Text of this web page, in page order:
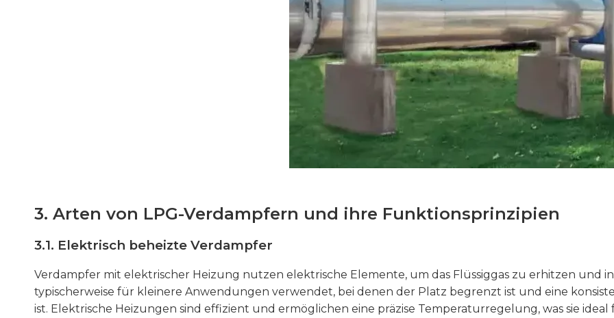
3. Arten von LPG-Verdampfern und ihre Funktionsprinzipien
3.1. Elektrisch beheizte Verdampfer
Verdampfer mit elektrischer Heizung nutzen elektrische Elemente, um das Flüssiggas zu erhitzen und
typischerweise für kleinere Anwendungen verwendet, bei denen der Platz begrenzt ist und eine
ist. Elektrische Heizungen sind effizient und ermöglichen eine präzise Temperaturregelung, was sie